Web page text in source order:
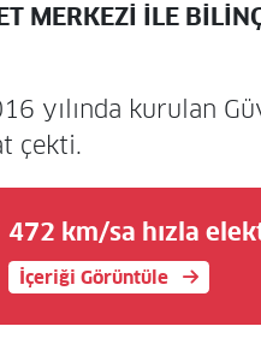
MERKEZİ İLE
yılında kurulan
çekti.
472 km/sa hızla
İçeriği Görüntüle